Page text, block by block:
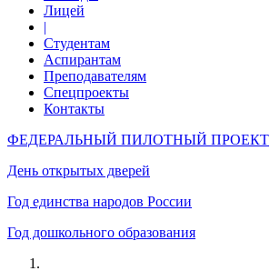
Лицей
|
Студентам
Аспирантам
Преподавателям
Спецпроекты
Контакты
ФЕДЕРАЛЬНЫЙ ПИЛОТНЫЙ ПРОЕКТ
День открытых дверей
Год единства народов России
Год дошкольного образования